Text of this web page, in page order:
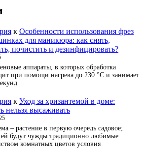
к Особенности использования фрез
для маникюра: как снять,
почистить и дезинфицировать?
аппараты, в которых обработка
при помощи нагрева до 230 °С и занимает
к Уход за хризантемой в доме:
нельзя высаживать
– растение в первую очередь садовое;
ей будут чужды традиционно любимые
комнатных цветов условия